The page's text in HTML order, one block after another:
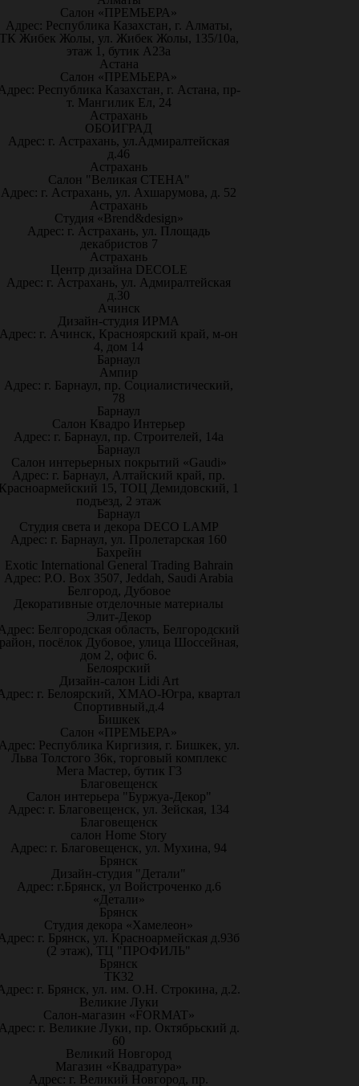
Салон «ПРЕМЬЕРА»
Адрес: Республика Казахстан, г. Алматы,
Жибек Жолы, ул. Жибек Жолы, 135/10а,
этаж 1, бутик А23а
Астана
Салон «ПРЕМЬЕРА»
Республика Казахстан, г. Астана, пр-
т. Мангилик Ел, 24
Астрахань
ОБОИГРАД
Адрес: г. Астрахань, ул.Адмиралтейская
д.46
Астрахань
Салон "Великая СТЕНА"
Адрес: г. Астрахань, ул. Ахшарумова, д. 52
Астрахань
Студия «Brend&design»
Адрес: г. Астрахань, ул. Площадь
декабристов 7
Астрахань
Центр дизайна DECOLE
Адрес: г. Астрахань, ул. Адмиралтейская
д.30
Ачинск
Дизайн-студия ИРМА
Адрес: г. Ачинск, Красноярский край, м-он
4, дом 14
Барнаул
Ампир
Адрес: г. Барнаул, пр. Социалистический,
78
Барнаул
Салон Квадро Интерьер
Адрес: г. Барнаул, пр. Строителей, 14а
Барнаул
Салон интерьерных покрытий «Gaudi»
Адрес: г. Барнаул, Алтайский край, пр.
15, ТОЦ Демидовский, 1
подъезд, 2 этаж
Барнаул
Студия света и декора DECO LAMP
Адрес: г. Барнаул, ул. Пролетарская 160
Бахрейн
Exotic International General Trading Bahrain
Адрес: P.O. Box 3507, Jeddah, Saudi Arabia
Белгород, Дубовое
Декоративные отделочные материалы
Элит-Декор
Белгородская область, Белгородский
посёлок Дубовое, улица Шоссейная,
дом 2, офис 6.
Белоярский
Дизайн-салон Lidi Art
г. Белоярский, ХМАО-Югра, квартал
Спортивный,д.4
Бишкек
Салон «ПРЕМЬЕРА»
Республика Киргизия, г. Бишкек, ул.
Льва Толстого 36к, торговый комплекс
Мега Мастер, бутик Г3
Благовещенск
Салон интерьера "Буржуа-Декор"
Адрес: г. Благовещенск, ул. Зейская, 134
Благовещенск
салон Home Story
Адрес: г. Благовещенск, ул. Мухина, 94
Брянск
Дизайн-студия "Детали"
Адрес: г.Брянск, ул Войстроченко д.6
«Детали»
Брянск
Студия декора «Хамелеон»
г. Брянск, ул. Красноармейская д.93б
(2 этаж), ТЦ "ПРОФИЛЬ"
Брянск
ТК32
г. Брянск, ул. им. О.Н. Строкина, д.2.
Великие Луки
Салон-магазин «FORMAT»
г. Великие Луки, пр. Октябрьский д.
60
Великий Новгород
Магазин «Квадратура»
Адрес: г. Великий Новгород, пр.